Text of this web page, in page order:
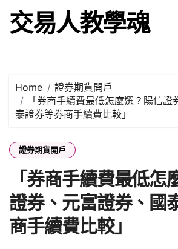
content
交易人教學魂
Home
證券期貨開戶
「券商手續費最低怎麼選？陽信證
泰證券等券商手續費比較」
證券期貨開戶
「券商手續費最低怎
證券、元富證券、國
商手續費比較」